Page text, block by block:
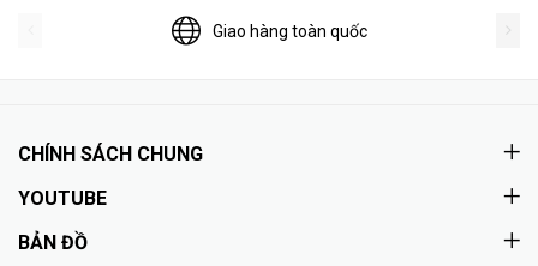
Giao hàng toàn quốc
CHÍNH SÁCH CHUNG
YOUTUBE
BẢN ĐỒ